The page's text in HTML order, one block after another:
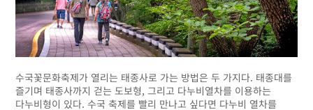
수국꽃문화축제가 열리는 태종사로 가는 방법은 두 가지다. 태종대를
즐기며 태종사까지 걷는 도보형, 그리고 다누비열차를 이용하는
다누비형이 있다. 수국 축제를 빨리 만나고 싶다면 다누비 열차를